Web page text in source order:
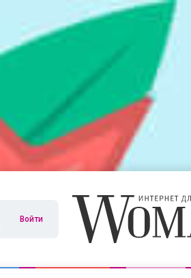
Войти